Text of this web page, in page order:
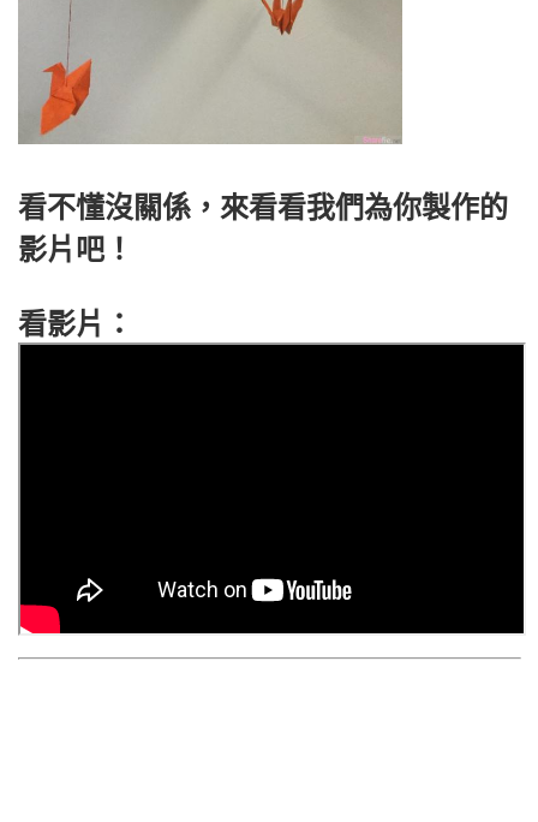
看不懂沒關係，來看看我們為你製作的
影片吧！
看影片：